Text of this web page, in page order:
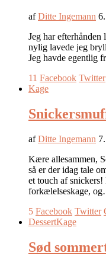
afDitte Ingemann
Jeg har
nylig lavede jeg
Jeg havde egentlig
11 Facebook Twitter
Kage
afDitte Ingemann
Kære allesammen,
så er der idag tale
et touch af
forkælelseskage,
5 Facebook Twitter
DessertKage
Sød